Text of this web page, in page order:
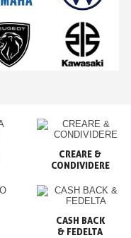
CREARE &
CONDIVIDERE
CASH BACK
& FEDELTA